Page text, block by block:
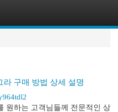
라 구매 방법 상세 설명
원하는 고객님들께 전문적인 상